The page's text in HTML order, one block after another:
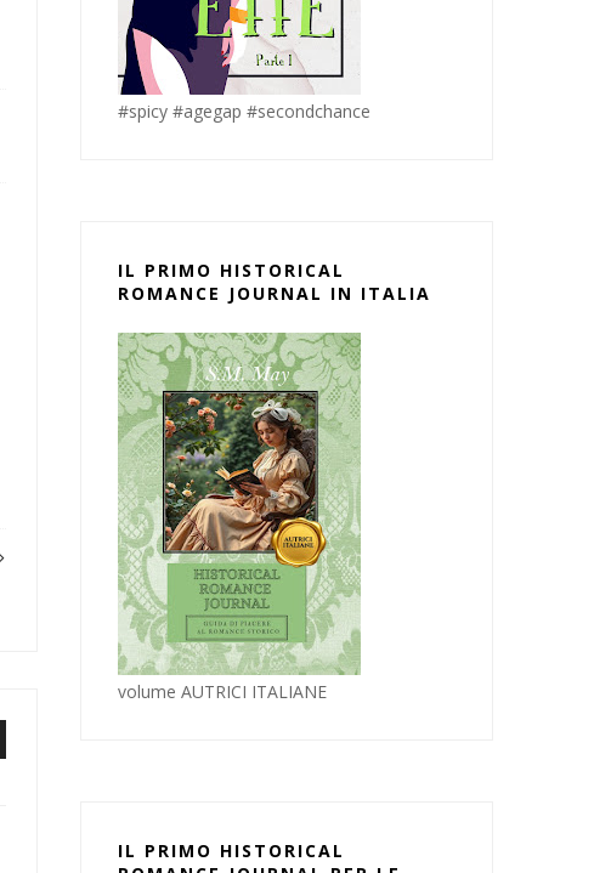
#spicy #agegap #secondchance
IL PRIMO HISTORICAL
ROMANCE JOURNAL IN ITALIA
volume AUTRICI ITALIANE
IL PRIMO HISTORICAL